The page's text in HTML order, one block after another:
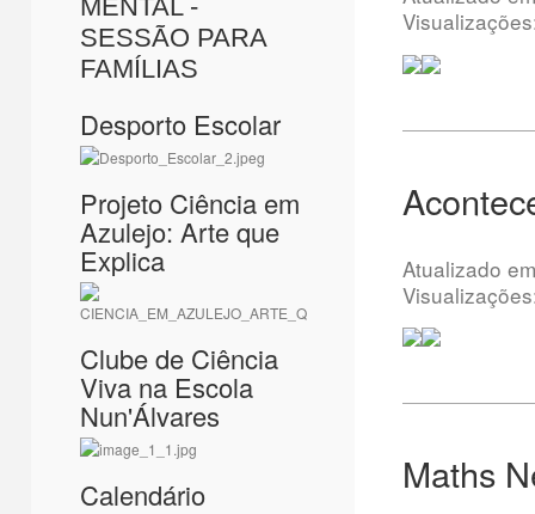
MENTAL -
SESSÃO PARA
FAMÍLIAS
Desporto Escolar
Projeto Ciência em
Azulejo: Arte que
Explica
Clube de Ciência
Viva na Escola
Nun'Álvares
Calendário
Atualizado
Maths